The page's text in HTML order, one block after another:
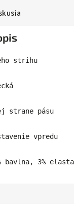
strihu
strane pásu
vpredu
bavlna, 3%